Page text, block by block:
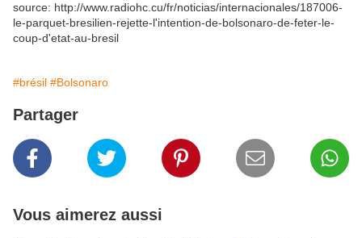
source: http://www.radiohc.cu/fr/noticias/internacionales/187006-
le-parquet-bresilien-rejette-l'intention-de-bolsonaro-de-feter-le-
coup-d'etat-au-bresil
#brésil #Bolsonaro
Partager
Vous aimerez aussi